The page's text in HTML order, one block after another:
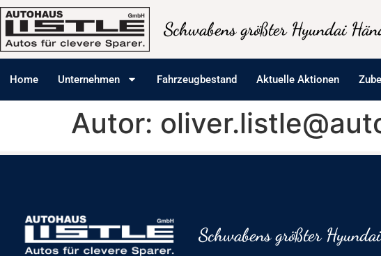
springen
Schwabens größter Hyundai
Home Unternehmen Fahrzeugbestand Aktuelle Aktionen
Autor:
Schwabens größter